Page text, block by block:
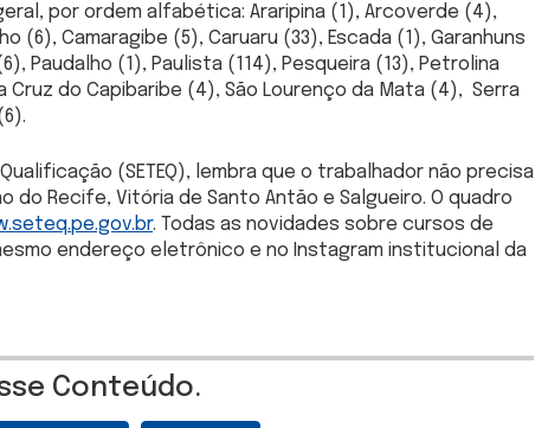
por ordem alfabética: Araripina (1), Arcoverde (4),
(6), Camaragibe (5), Caruaru (33), Escada (1), Garanhuns
Paudalho (1), Paulista (114), Pesqueira (13), Petrolina
Cruz do Capibaribe (4), São Lourenço da Mata (4), Serra
(SETEQ), lembra que o trabalhador não precisa
do Recife, Vitória de Santo Antão e Salgueiro. O quadro
. Todas as novidades sobre cursos de
endereço eletrônico e no Instagram institucional da
Conteúdo.